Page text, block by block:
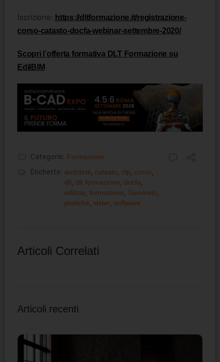
Iscrizione: https://dltformazione.it/registrazione-
corso-catasto-docfa-webinar-settembre-2020/
Scopri l’offerta formativa DLT Formazione su
EdilBIM
Categorie: Formazione
Etichette: architetti catasto cfp corso
dlt dlt formazione docfa
edilizia formazione Geometri
pratiche
sister software
Articoli Correlati
Articoli recenti